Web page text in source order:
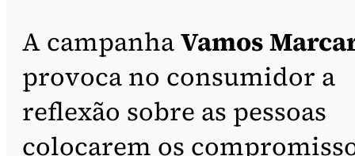
A campanhaVamos
provoca no consumidor a
reflexão sobre as pessoas
colocarem os